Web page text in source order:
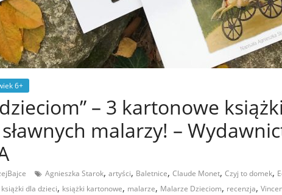
6+
– 3 kartonowe
malarzy! –
Agnieszka Starok, artyści, Baletnice, Claude Monet, Czyj to domek,
książki dla dzieci, książki kartonowe, malarze, Malarze Dzieciom, recenzja,